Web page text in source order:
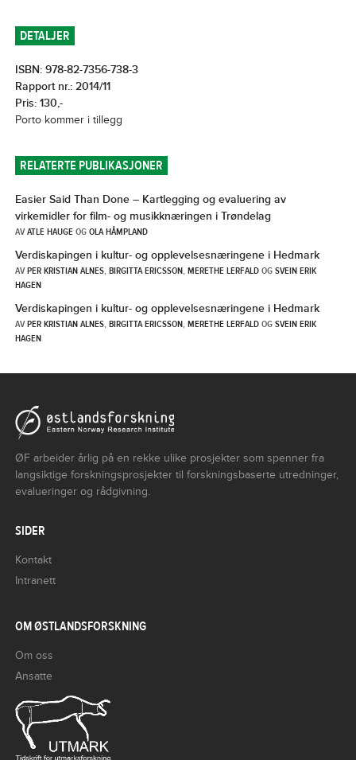
DETALJER
ISBN: 978-82-7356-738-3
Rapport nr.: 2014/11
Pris: 130,-
Porto kommer i tillegg
RELATERTE PUBLIKASJONER
Easier Said Than Done – Kartlegging og evaluering av
virkemidler for film- og musikknæringen i Trøndelag
AVATLE HAUGEOGOLA HÅMPLAND
Verdiskapingen i kultur- og opplevelsesnæringene i Hedmark
AVPER KRISTIAN ALNES,BIRGITTA ERICSSON,MERETHE LERFALDOGSVEIN ERIK
HAGEN
Verdiskapingen i kultur- og opplevelsesnæringene i Hedmark
AVPER KRISTIAN ALNES,BIRGITTA ERICSSON,MERETHE LERFALDOGSVEIN ERIK
HAGEN
ØF arbeider årlig på en rekke ulike prosjekter som spenner fra
langsiktige forskningsprosjekter til forskningsbaserte utredninger,
evalueringer og rådgivning.
SIDER
Kontakt
Intranett
OM ØSTLANDSFORSKNING
Om oss
Ansatte